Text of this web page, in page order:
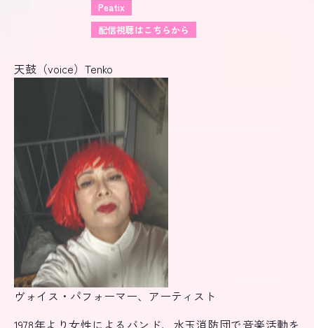
Peatix
配信視聴はこちらから
天鼓（voice）Tenko
ヴォイス・パフォーマー、アーティスト
1978年より女性によるバンド、水玉消防団で音楽活動を